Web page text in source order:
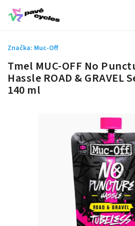
Tmel MUC-OFF No
Hassle ROAD & GRAVEL
140 ml
Značka: Muc-Off